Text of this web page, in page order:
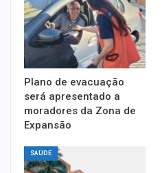
Plano de evacuação
será apresentado a
moradores da Zona de
Expansão
SAÚDE